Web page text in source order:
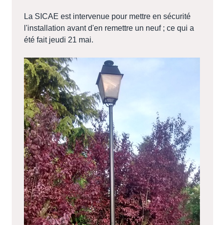
La SICAE est intervenue pour mettre en sécurité
l'installation avant d'en remettre un neuf ; ce qui a
été fait jeudi 21 mai.